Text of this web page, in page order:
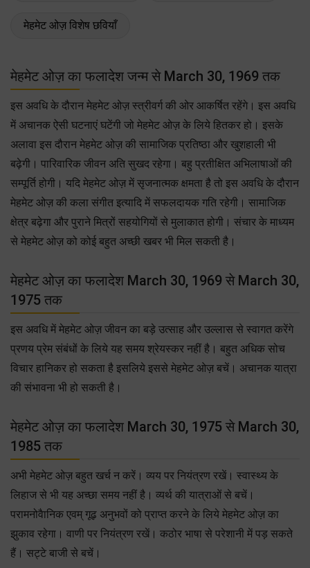
मेहमेट ओज़ विशेष छवियाँ
मेहमेट ओज़ का फलादेश जन्म से March 30, 1969 तक
इस अवधि के दौरान मेहमेट ओज़ स्त्रीवर्ग की ओर आकर्षित रहेंगे। इस अवधि
में अचानक ऐसी घटनाएं घटेंगी जो मेहमेट ओज़ के लिये हितकर हो। इसके
अलावा इस दौरान मेहमेट ओज़ की सामाजिक प्रतिष्ठा और खुशहाली भी
बढ़ेगी। पारिवारिक जीवन अति सुखद रहेगा। बहु प्रतीक्षित अभिलाषाओं की
सम्पूर्ति होगी। यदि मेहमेट ओज़ में सृजनात्मक क्षमता है तो इस अवधि के दौरान
मेहमेट ओज़ की कला संगीत इत्यादि में सफलदायक गति रहेगी। सामाजिक
क्षेत्र बढ़ेगा और पुराने मित्रों सहयोगियों से मुलाकात होगी। संचार के माध्यम
से मेहमेट ओज़ को कोई बहुत अच्छी खबर भी मिल सकती है।
मेहमेट ओज़ का फलादेश March 30, 1969 से March 30,
1975 तक
इस अवधि में मेहमेट ओज़ जीवन का बड़े उत्साह और उल्लास से स्वागत करेंगे
प्रणय प्रेम संबंधों के लिये यह समय श्रेयस्कर नहीं है। बहुत अधिक सोच
विचार हानिकर हो सकता है इसलिये इससे मेहमेट ओज़ बचें। अचानक यात्रा
की संभावना भी हो सकती है।
मेहमेट ओज़ का फलादेश March 30, 1975 से March 30,
1985 तक
अभी मेहमेट ओज़ बहुत खर्च न करें। व्यय पर नियंत्रण रखें। स्वास्थ्य के
लिहाज से भी यह अच्छा समय नहीं है। व्यर्थ की यात्राओं से बचें।
परामनोवैानिक एवम् गूढ़ अनुभवों को प्राप्त करने के लिये मेहमेट ओज़ का
झुकाव रहेगा। वाणी पर नियंत्रण रखें। कठोर भाषा से परेशानी में पड़ सकते
हैं। सट्टे बाजी से बचें।